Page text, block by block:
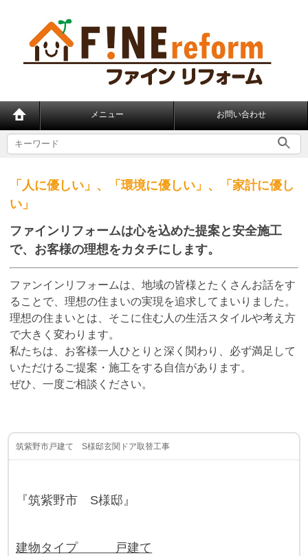
メニュー お問い合わせ
「人に優しい」、「環境に優しい」、「家計に優し
い」
ファインリフォームは心を込めた提案と安全施工
で、 お客様の理想をカタチにします。
ファンインリフォームは、地域の皆様とたくさんお話をす
ることで、理想の住まいの実現を追求してまいりました。
理想の住まいとは、そこに住む人の生活スタイルや考え方
で大きく変わります。
私たちは、お客様一人ひとりと深く関わり、必ず満足して
いただけるご提案・施工をする自信があります。
ぜひ、一度ご相談ください。
筑紫野市戸建て S様邸玄関ドア取替工事
『筑紫野市 S様邸』
建物タイプ 戸建て